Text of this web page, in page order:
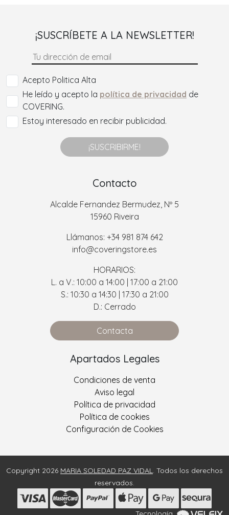
¡SUSCRÍBETE A LA NEWSLETTER!
Acepto Politica Alta
He leído y acepto la política de privacidad de
COVERING.
Estoy interesado en recibir publicidad.
¡SUSCRIBIRME!
Contacto
Alcalde Fernandez Bermudez, Nº 5
15960 Riveira
Llámanos: +34 981 874 642
info@coveringstore.es
HORARIOS:
L. a V.: 10:00 a 14:00 | 17:00 a 21:00
S.: 10:30 a 14:30 | 17:30 a 21:00
D.: Cerrado
Contacta
Apartados Legales
Condiciones de venta
Aviso legal
Política de privacidad
Política de cookies
Configuración de Cookies
Copyright 2026 MARIA SOLEDAD PAZ VIDAL. Todos los derechos
reservados.